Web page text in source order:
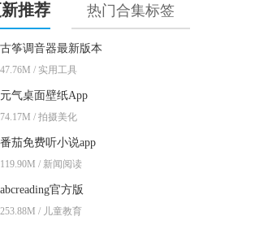
推荐 热门合集标签
古筝调音器最新版本
47.76M / 实用工具
元气桌面壁纸App
74.17M / 拍摄美化
番茄免费听小说app
119.90M / 新闻阅读
abcreading官方版
253.88M / 儿童教育